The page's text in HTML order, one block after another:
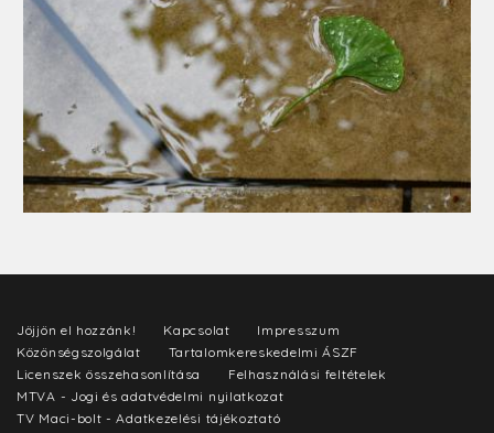
Jöjjön el hozzánk! Kapcsolat
Impresszum
Közönségszolgálat
Tartalomkereskedelmi ÁSZF
Licenszek összehasonlítása
Felhasználási feltételek
MTVA - Jogi és adatvédelmi nyilatkozat
TV Maci-bolt - Adatkezelési tájékoztató